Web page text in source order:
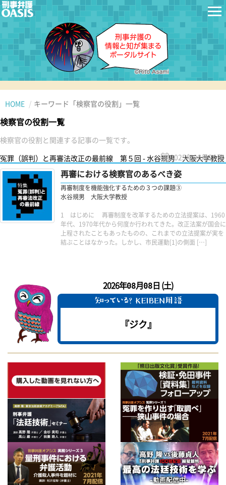
HOME キーワード「検察官の役割」一覧
検察官の役割一覧
検察官の役割と関連する記事の一覧です。
冤罪（誤判）と再審法改正の最前線 第５回 - 水谷規男 大阪大学教授
2025年06月26日
再審における検察官のあるべき姿
再審制度を機能強化するための３つの課題③
水谷規男 大阪大学教授
1 はじめに 再審制度を改革するための立法提案は、1960
年代、1970年代から何度か行われてきた。改正法案が国会に
上程されたこともあったものの、これまでの立法提案が実を
結ぶことはなかった。しかし、市民運動[1]の側面 […]
2026年08月08日 (土)
『ジク』